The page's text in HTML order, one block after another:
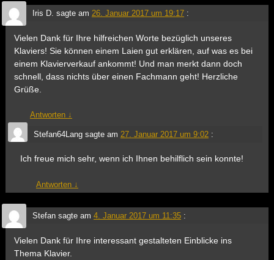
Iris D. sagte am 26. Januar 2017 um 19:17 :
Vielen Dank für Ihre hilfreichen Worte bezüglich unseres
Klaviers! Sie können einem Laien gut erklären, auf was es bei
einem Klavierverkauf ankommt! Und man merkt dann doch
schnell, dass nichts über einen Fachmann geht! Herzliche
Grüße.
Antworten ↓
Stefan64Langsagte am 27. Januar 2017 um 9:02 :
Ich freue mich sehr, wenn ich Ihnen behilflich sein konnte!
Antworten ↓
Stefansagte am 4. Januar 2017 um 11:35 :
Vielen Dank für Ihre interessant gestalteten Einblicke ins
Thema Klavier.